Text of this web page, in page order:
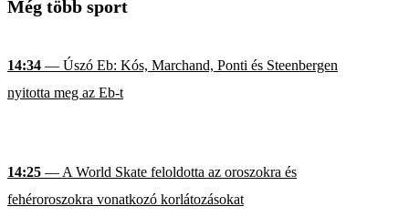
Még több sport
14:34 — Úszó Eb: Kós, Marchand, Ponti és Steenbergen
nyitotta meg az Eb-t
14:25 — A World Skate feloldotta az oroszokra és
fehéroroszokra vonatkozó korlátozásokat